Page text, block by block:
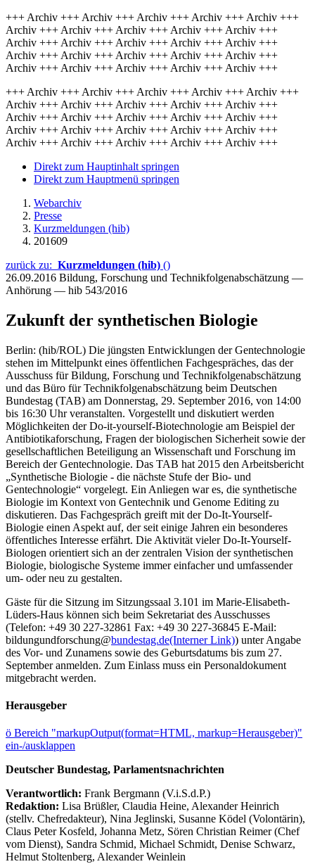
+++ Archiv +++ Archiv +++ Archiv +++ Archiv +++ Archiv +++
Archiv +++ Archiv +++ Archiv +++ Archiv +++ Archiv +++
Archiv +++ Archiv +++ Archiv +++ Archiv +++ Archiv +++
Archiv +++ Archiv +++ Archiv +++ Archiv +++ Archiv +++
Archiv +++ Archiv +++ Archiv +++ Archiv +++ Archiv +++
+++ Archiv +++ Archiv +++ Archiv +++ Archiv +++ Archiv +++
Archiv +++ Archiv +++ Archiv +++ Archiv +++ Archiv +++
Archiv +++ Archiv +++ Archiv +++ Archiv +++ Archiv +++
Archiv +++ Archiv +++ Archiv +++ Archiv +++ Archiv +++
Archiv +++ Archiv +++ Archiv +++ Archiv +++ Archiv +++
Direkt zum Hauptinhalt springen
Direkt zum Hauptmenü springen
Webarchiv
Presse
Kurzmeldungen (hib)
201609
zurück zu: Kurzmeldungen (hib) ()
26.09.2016 Bildung, Forschung und Technikfolgenabschätzung —
Anhörung — hib 543/2016
Zukunft der synthetischen Biologie
Berlin: (hib/ROL) Die jüngsten Entwicklungen der Gentechnologie
stehen im Mittelpunkt eines öffentlichen Fachgespräches, das der
Ausschuss für Bildung, Forschung und Technikfolgenabschätzung
und das Büro für Technikfolgenabschätzung beim Deutschen
Bundestag (TAB) am Donnerstag, 29. September 2016, von 14:00
bis 16:30 Uhr veranstalten. Vorgestellt und diskutiert werden
Möglichkeiten der Do-it-yourself-Biotechnologie am Beispiel der
Antibiotikaforschung, Fragen der biologischen Sicherheit sowie der
gesellschaftlichen Beteiligung an Wissenschaft und Forschung im
Bereich der Gentechnologie. Das TAB hat 2015 den Arbeitsbericht
„Synthetische Biologie - die nächste Stufe der Bio- und
Gentechnologie“ vorgelegt. Ein Anliegen war es, die synthetische
Biologie im Kontext von Gentechnik und Genome Editing zu
diskutieren. Das Fachgespräch greift mit der Do-It-Yourself-
Biologie einen Aspekt auf, der seit einige Jahren ein besonderes
öffentliches Interesse erfährt. Die Aktivität vieler Do-It-Yourself-
Biologen orientiert sich an der zentralen Vision der synthetischen
Biologie, biologische Systeme immer einfacher und umfassender
um- oder neu zu gestalten.
Gäste für die Sitzung im Sitzungssaal 3.101 im Marie-Elisabeth-
Lüders-Haus können sich beim Sekretariat des Ausschusses
(Telefon: +49 30 227-32861 Fax: +49 30 227-36845 E-Mail:
bildungundforschung@bundestag.de(Interner Link)) unter Angabe
des Vor- und Zunamens sowie des Geburtsdatums bis zum 27.
September anmelden. Zum Einlass muss ein Personaldokument
mitgebracht werden.
Herausgeber
ö Bereich "markupOutput(format=HTML, markup=Herausgeber)"
ein-/ausklappen
Deutscher Bundestag, Parlamentsnachrichten
Verantwortlich: Frank Bergmann (V.i.S.d.P.)
Redaktion: Lisa Brüßler, Claudia Heine, Alexander Heinrich
(stellv. Chefredakteur), Nina Jeglinski, Susanne Ködel (Volontärin),
Claus Peter Kosfeld, Johanna Metz, Sören Christian Reimer (Chef
vom Dienst), Sandra Schmid, Michael Schmidt, Denise Schwarz,
Helmut Stoltenberg, Alexander Weinlein